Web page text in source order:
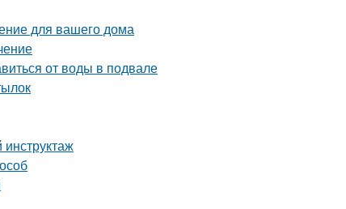
для вашего дома
от воды в подвале